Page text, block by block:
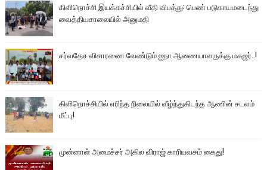
கிளிநொச்சி இயக்கச்சியில் வீதி விபத்து: பெண் படுகாயமடைந்து
வைத்தியசாலையில் அனுமதி
சர்வதேச விசாரணை வேண்டும் ஐநா ஆணையாளருக்கு மகஜர்..!
கிளிநொச்சியில் எரிந்த நிலையில் வீழ்ந்துகிடந்த ஆணின் சடலம்
மீட்பு!
முன்னாள் அமைச்சர் அகில விராஜ் காரியவசம் கைது!